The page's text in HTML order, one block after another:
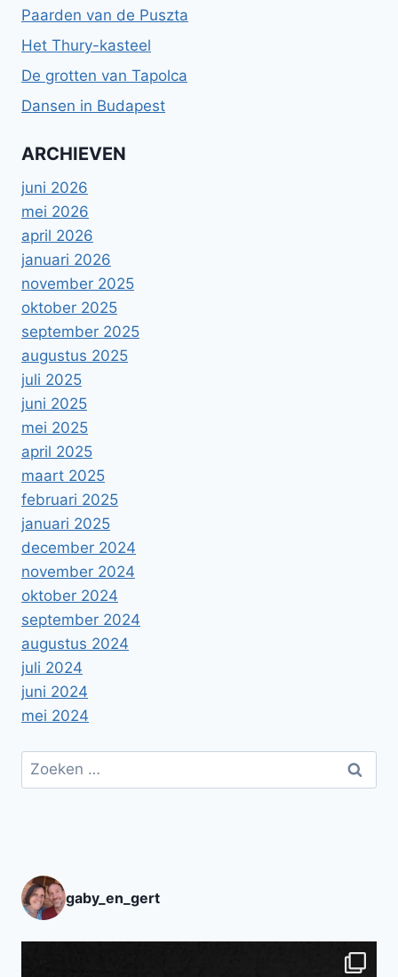
Paarden van de Puszta
Het Thury-kasteel
De grotten van Tapolca
Dansen in Budapest
ARCHIEVEN
juni 2026
mei 2026
april 2026
januari 2026
november 2025
oktober 2025
september 2025
augustus 2025
juli 2025
juni 2025
mei 2025
april 2025
maart 2025
februari 2025
januari 2025
december 2024
november 2024
oktober 2024
september 2024
augustus 2024
juli 2024
juni 2024
mei 2024
Zoeken
naar:
gaby_en_gert